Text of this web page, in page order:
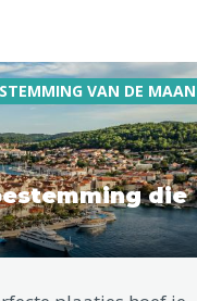
VAN DE
die